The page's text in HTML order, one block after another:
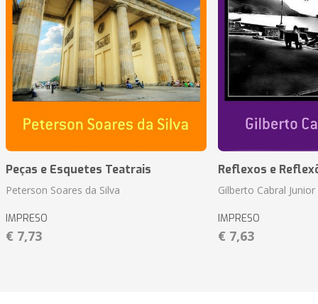
Peças e Esquetes Teatrais
Peterson Soares da Silva
IMPRESO
€ 7,73
Reflexos e
Gilberto Cabral Junior
IMPRESO
€ 7,63